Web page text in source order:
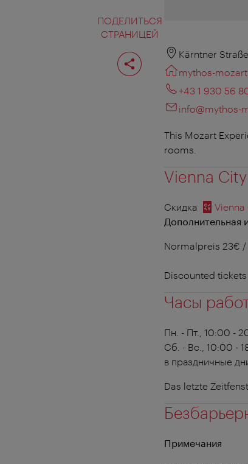
ПОДЕЛИТЬСЯ
СТРАНИЦЕЙ
Поделиться
страницей
Kärntner
mythos-
+43 1 930 56
info@mythos-
This Mozart
rooms.
Vienna
Скидка Vienna
Дополнительная
Normalpreis 23€ /
Discounted
Часы
Пн. - Пт., 10:00 -
Сб. - Вс., 10:00 -
в праздничные
Das letzte
Примечания